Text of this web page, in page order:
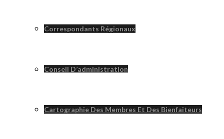
Correspondants Régionaux
Conseil D’administration
Cartographie Des Membres Et Des Bienfaiteurs